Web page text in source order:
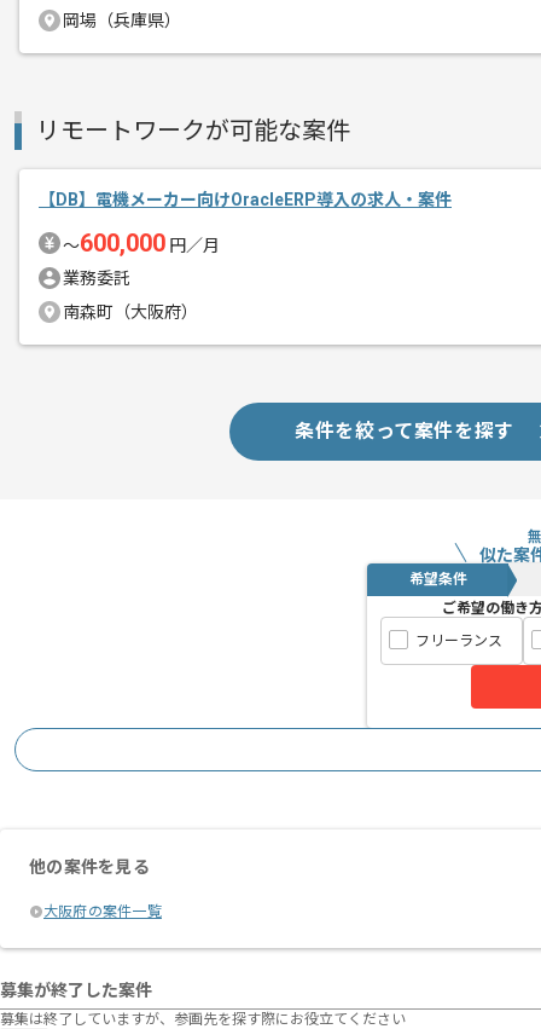
岡場（兵庫県）
リモートワークが可能な案件
【DB】電機メーカー向けOracleERP導入の求人・案件
〜600,000 円／月
業務委託
南森町（大阪府）
条件を絞って案件を探す
似た案
希望条件
ご希望の働き
フリーランス
他の案件を見る
大阪府の案件一覧
募集が終了した案件
募集は終了していますが、参画先を探す際にお役立てください